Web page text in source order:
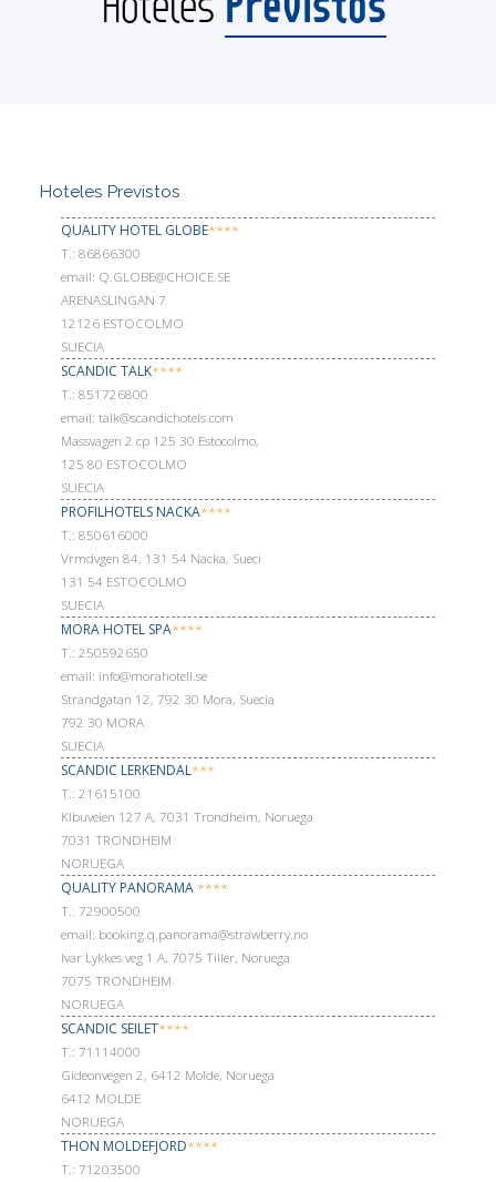
Hoteles Previstos
QUALITY HOTEL GLOBE****
Т.: 86866300
email: Q.GLOBE@CHOICE.SE
ARENASLINGAN 7
12126 ESTOCOLMO
SUECIA
SCANDIC TALK****
Т.: 851726800
email: talk@scandichotels.com
Massvagen 2 cp 125 30 Estocolmo,
125 80 ESTOCOLMO
SUECIA
PROFILHOTELS NACKA****
Т.: 850616000
Vrmdvgen 84, 131 54 Nacka, Sueci
131 54 ESTOCOLMO
SUECIA
MORA HOTEL SPA****
Т.: 250592650
email: info@morahotell.se
Strandgatan 12, 792 30 Mora, Suecia
792 30 MORA
SUECIA
SCANDIC LERKENDAL***
Т.: 21615100
Klbuveien 127 A, 7031 Trondheim, Noruega
7031 TRONDHEIM
NORUEGA
QUALITY PANORAMA ****
Т.: 72900500
email: booking.q.panorama@strawberry.no
Ivar Lykkes veg 1 A, 7075 Tiller, Noruega
7075 TRONDHEIM
NORUEGA
SCANDIC SEILET****
Т.: 71114000
Gideonvegen 2, 6412 Molde, Noruega
6412 MOLDE
NORUEGA
THON MOLDEFJORD****
Т.: 71203500